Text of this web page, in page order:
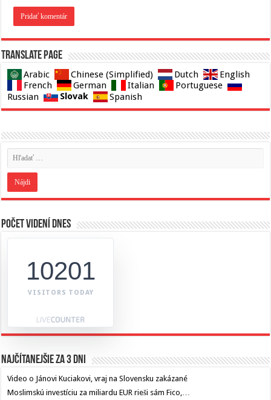
Translate page
Arabic Chinese (Simplified) Dutch
English
French
German Italian
Portuguese
Russian
Slovak Spanish
Počet videní dnes
10201
VISITORS TODAY
Najčítanejšie za 3 dni
Video o Jánovi Kuciakovi, vraj na Slovensku zakázané
Moslimskú investíciu za miliardu EUR rieši sám Fico,…